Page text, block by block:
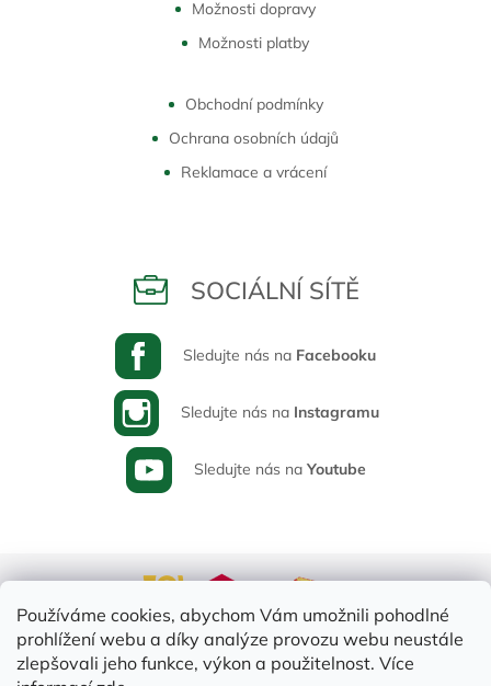
Používáme cookies, abychom Vám umožnili pohodlné
prohlížení webu a díky analýze provozu webu neustále
zlepšovali jeho funkce, výkon a použitelnost. Více
Možnosti dopravy
Možnosti platby
Obchodní podmínky
Ochrana osobních údajů
Reklamace a vrácení
SOCIÁLNÍ SÍTĚ
Sledujte nás na Facebooku
Sledujte nás na Instagramu
Sledujte nás na Youtube